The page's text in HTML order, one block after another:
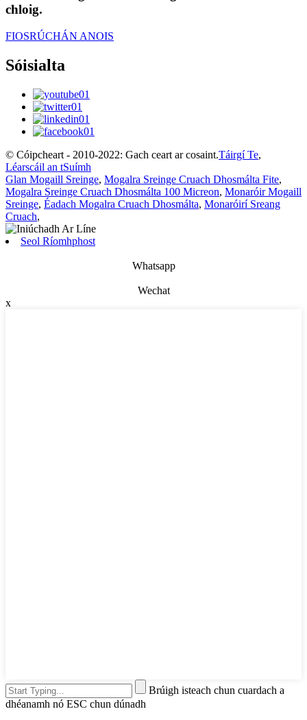
chloig.
FIOSRÚCHÁN ANOIS
Sóisialta
© Cóipcheart - 2010-2022: Gach ceart ar cosaint.Táirgí Te,
Léarscáil an tSuímh
Glan Mogaill Sreinge, Mogalra Sreinge Cruach Dhosmálta Fite,
Mogalra Sreinge Cruach Dhosmálta 100 Micreon, Monaróir Mogaill
Sreinge, Éadach Mogalra Cruach Dhosmálta, Monaróirí Sreang
Cruach,
Seol Ríomhphost
Whatsapp
Wechat
x
Brúigh isteach chun cuardach a
dhéanamh nó ESC chun dúnadh